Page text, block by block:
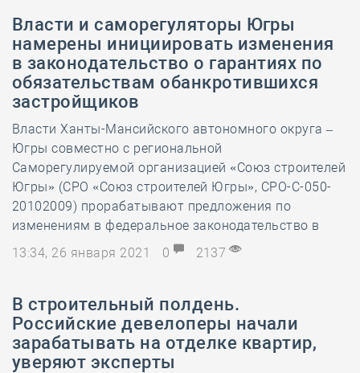
​Власти и саморегуляторы Югры
намерены инициировать изменения
в законодательство о гарантиях по
обязательствам обанкротившихся
застройщиков
Власти Ханты-Мансийского автономного округа –
Югры совместно с региональной
Саморегулируемой организацией «Союз строителей
Югры» (СРО «Союз строителей Югры», СРО-С-050-
20102009) прорабатывают предложения по
изменениям в федеральное законодательство в
13:34, 26 января 2021
0 2137
В строительный полдень.
Российские девелоперы начали
зарабатывать на отделке квартир,
уверяют эксперты